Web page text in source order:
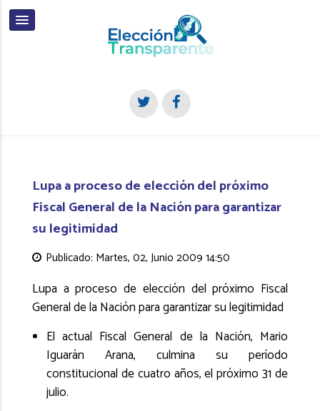
Lupa a proceso de elección del próximo
Fiscal General de la Nación para garantizar
su legitimidad
Publicado: Martes, 02, Junio 2009 14:50
Lupa a proceso de elección del próximo Fiscal
General de la Nación para garantizar su legitimidad
El actual Fiscal General de la Nación, Mario
Iguarán Arana, culmina su período
constitucional de cuatro años, el próximo 31 de
julio.